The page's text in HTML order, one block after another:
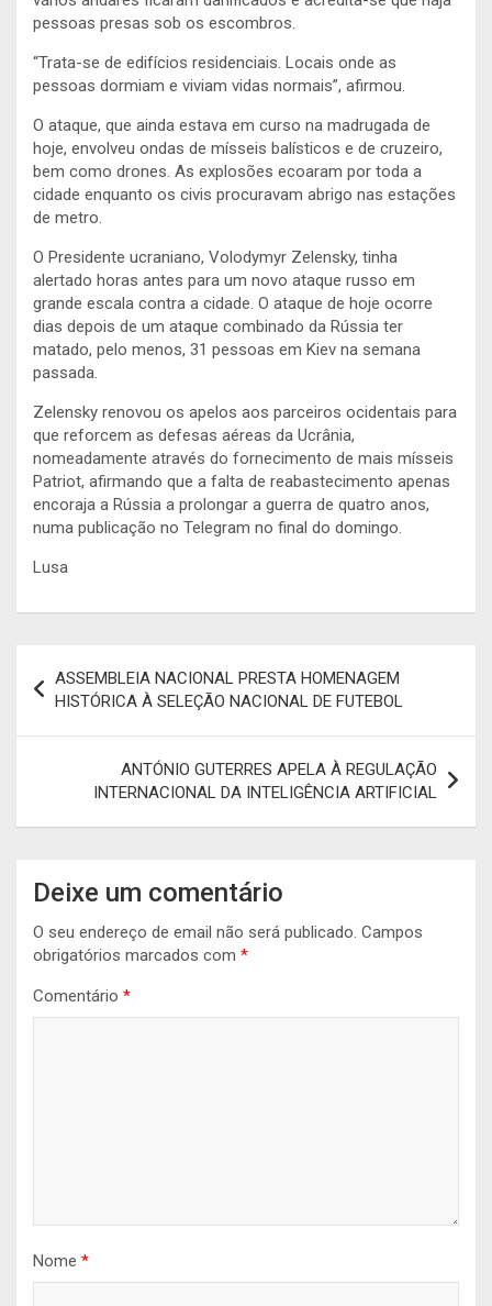
pessoas presas sob os escombros.
“Trata-se de edifícios residenciais. Locais onde as
pessoas dormiam e viviam vidas normais”, afirmou.
O ataque, que ainda estava em curso na madrugada de
hoje, envolveu ondas de mísseis balísticos e de cruzeiro,
bem como drones. As explosões ecoaram por toda a
cidade enquanto os civis procuravam abrigo nas estações
de metro.
O Presidente ucraniano, Volodymyr Zelensky, tinha
alertado horas antes para um novo ataque russo em
grande escala contra a cidade. O ataque de hoje ocorre
dias depois de um ataque combinado da Rússia ter
matado, pelo menos, 31 pessoas em Kiev na semana
passada.
Zelensky renovou os apelos aos parceiros ocidentais para
que reforcem as defesas aéreas da Ucrânia,
nomeadamente através do fornecimento de mais mísseis
Patriot, afirmando que a falta de reabastecimento apenas
encoraja a Rússia a prolongar a guerra de quatro anos,
numa publicação no Telegram no final do domingo.
Lusa
de
artigos
ASSEMBLEIA NACIONAL PRESTA HOMENAGEM
HISTÓRICA À SELEÇÃO NACIONAL DE FUTEBOL
ANTÓNIO GUTERRES APELA À REGULAÇÃO
INTERNACIONAL DA INTELIGÊNCIA ARTIFICIAL
Deixe um comentário
O seu endereço de email não será publicado. Campos
obrigatórios marcados com *
Comentário *
Nome *